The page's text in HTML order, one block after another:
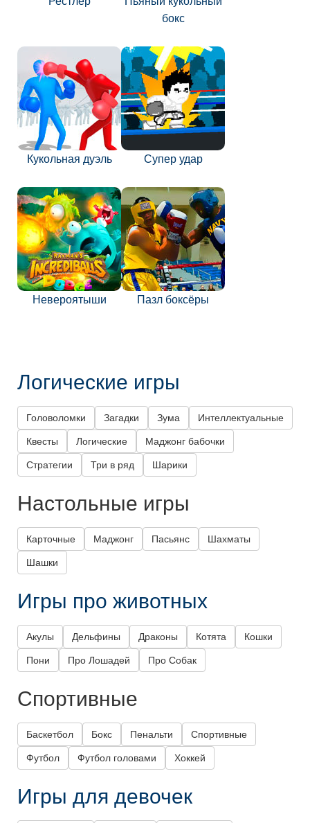
бокс
Кукольная дуэль Супер удар
Невероятыши Пазл боксёры
Логические игры
Головоломки Загадки Зума Интеллектуальные
Квесты Логические Маджонг бабочки
Стратегии Три в ряд Шарики
Настольные игры
Карточные Маджонг Пасьянс Шахматы
Шашки
Игры про животных
Акулы Дельфины Драконы Котята Кошки
Пони Про Лошадей Про Собак
Спортивные
Баскетбол Бокс Пенальти Спортивные
Футбол Футбол головами Хоккей
Игры для девочек